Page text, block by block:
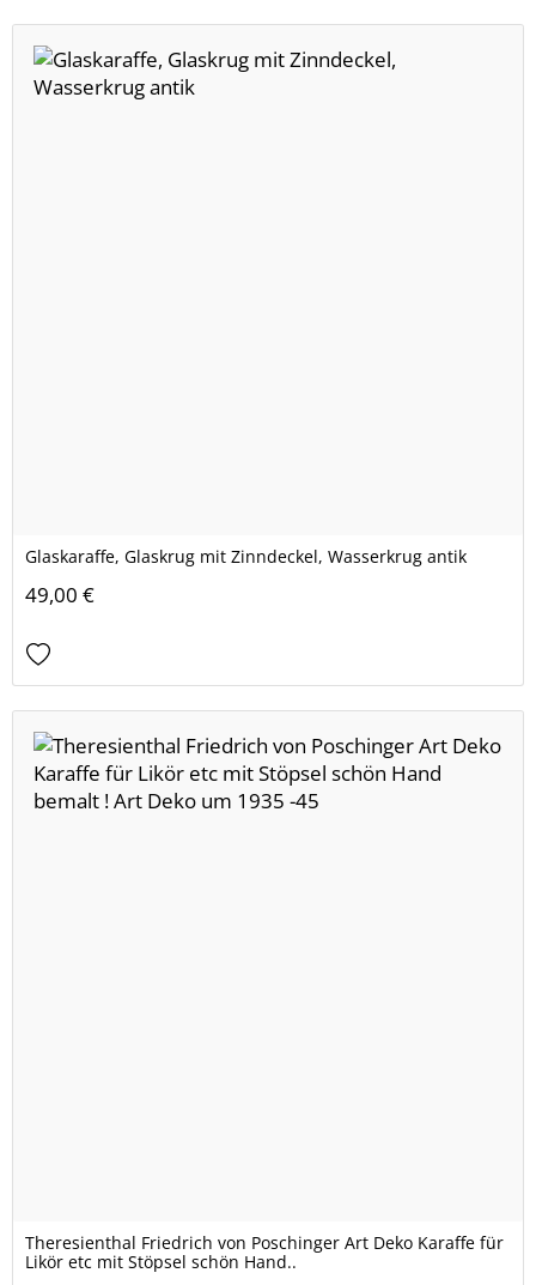
Glaskaraffe, Glaskrug mit Zinndeckel, Wasserkrug antik
49,00 €
Theresienthal Friedrich von Poschinger Art Deko Karaffe für
Likör etc mit Stöpsel schön Hand..